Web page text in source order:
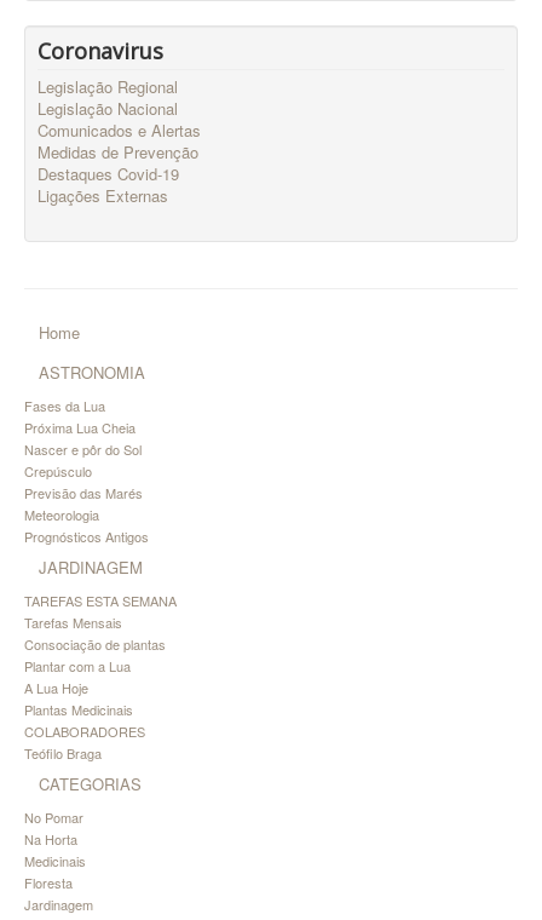
Coronavirus
Legislação Regional
Legislação Nacional
Comunicados e Alertas
Medidas de Prevenção
Destaques Covid-19
Ligações Externas
Home
ASTRONOMIA
Fases da Lua
Próxima Lua Cheia
Nascer e pôr do Sol
Crepúsculo
Previsão das Marés
Meteorologia
Prognósticos Antigos
JARDINAGEM
TAREFAS ESTA SEMANA
Tarefas Mensais
Consociação de plantas
Plantar com a Lua
A Lua Hoje
Plantas Medicinais
COLABORADORES
Teófilo Braga
CATEGORIAS
No Pomar
Na Horta
Medicinais
Floresta
Jardinagem